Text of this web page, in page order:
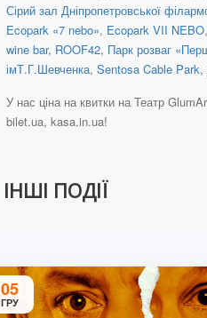
Сірий зал Дніпропетровської
Ecopark «7 nebo», Ecopark VII NEBO,
wine bar, ROOF42, Парк розваг
імТ.Г.Шевченка, Sentosa Cable Park,
У нас ціна на квитки на Театр
bilet.ua, kasa.in.ua!
ІНШІ ПОДІЇ
05
ГРУ